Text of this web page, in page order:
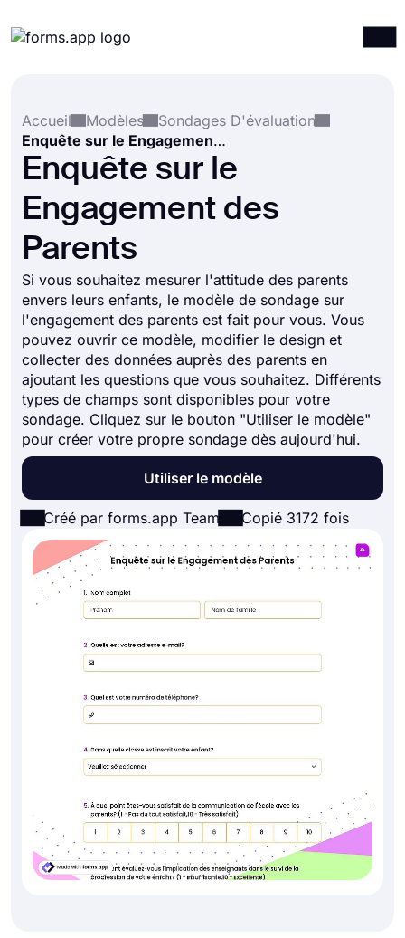
Intégrations
Modèles
Ressources
Tarification
Accueil
Modèles
Sondages D'évaluation
Enquête sur le Engagement des Parents
Enquête sur le
Engagement des
Parents
Si vous souhaitez mesurer l'attitude des parents
envers leurs enfants, le modèle de sondage sur
l'engagement des parents est fait pour vous. Vous
pouvez ouvrir ce modèle, modifier le design et
collecter des données auprès des parents en
ajoutant les questions que vous souhaitez. Différents
types de champs sont disponibles pour votre
sondage. Cliquez sur le bouton "Utiliser le modèle"
pour créer votre propre sondage dès aujourd'hui.
Utiliser le modèle
Créé par forms.app Team Copié 3172 fois